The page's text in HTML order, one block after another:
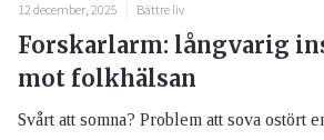
12 december, 2025 Bättre liv
Forskarlarm: långvarig
mot folkhälsan
Svårt att somna? Problem att sova ostört